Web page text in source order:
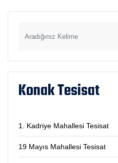
Konak Tesisat
1. Kadriye Mahallesi Tesisat
19 Mayıs Mahallesi Tesisat